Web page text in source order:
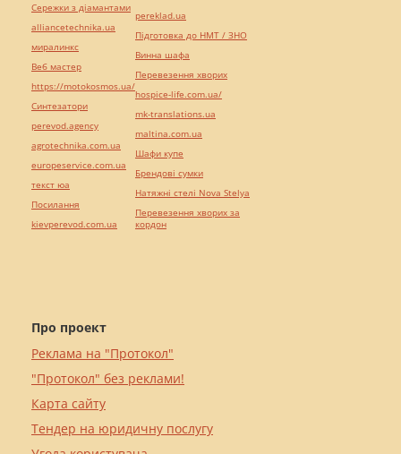
Про проект
Реклама на "Протокол"
"Протокол" без реклами!
Карта сайту
Тендер на юридичну послугу
Сережки з діамантами
alliancetechnika.ua
миралинкс
Веб мастер
https://motokosmos.ua/
Синтезатори
perevod.agency
agrotechnika.com.ua
europeservice.com.ua
текст юа
Посилання
kievperevod.com.ua
pereklad.ua
Підготовка до НМТ / ЗНО
Винна шафа
Перевезення хворих
hospice-life.com.ua/
mk-translations.ua
maltina.com.ua
Шафи купе
Брендові сумки
Натяжні стелі Nova Stelya
Перевезення хворих за
кордон